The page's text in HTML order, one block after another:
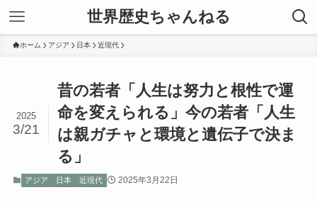
世界歴史ちゃんねる
ホーム アジア 日本 近現代
昔の若者「人生は努力と根性で運
命を変えられる」今の若者「人生
は親ガチャと環境と遺伝子で決ま
る」
2025
3/21
アジア 日本 近現代 2025年3月22日